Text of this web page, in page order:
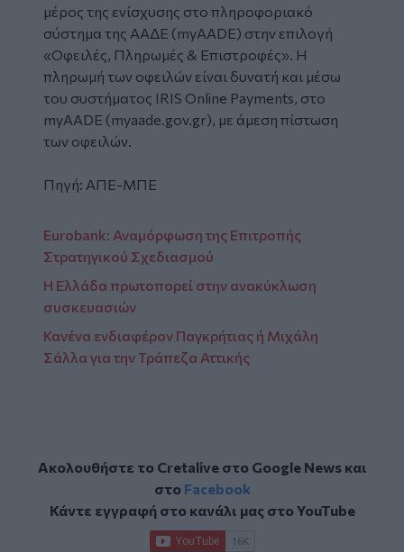
μέρος της ενίσχυσης στο πληροφοριακό
σύστημα της ΑΑΔΕ (myAADE) στην επιλογή
«Οφειλές, Πληρωμές & Επιστροφές». Η
πληρωμή των οφειλών είναι δυνατή και μέσω
του συστήματος IRIS Online Payments, στο
myAADE (myaade.gov.gr), με άμεση πίστωση
των οφειλών.
Πηγή: ΑΠΕ-ΜΠΕ
Eurobank: Αναμόρφωση της Επιτροπής
Στρατηγικού Σχεδιασμού
Η Ελλάδα πρωτοπορεί στην ανακύκλωση
συσκευασιών
Κανένα ενδιαφέρον Παγκρήτιας ή Μιχάλη
Σάλλα για την Τράπεζα Αττικής
Ακολουθήστε το Cretalive στο Google Newsκαι
στο Facebook
Κάντε εγγραφή στο κανάλι μας στοYouTube